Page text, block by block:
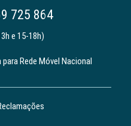
725 864
e 15-18h)
para Rede Móvel Nacional